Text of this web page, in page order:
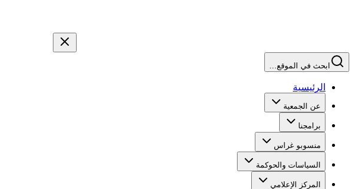
ابحث في الموقع…
الرئيسية
عن الجمعية
برامجنا
منسوبو غراس
السياسات والحوكمة
المركز الإعلامي